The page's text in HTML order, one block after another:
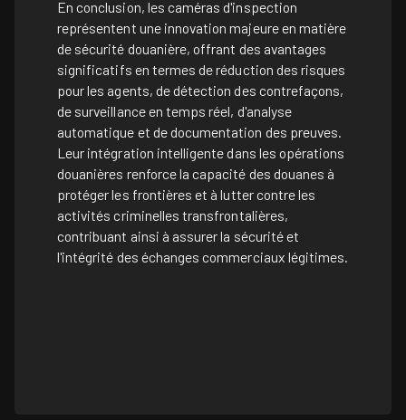
En conclusion, les caméras d'inspection
représentent une innovation majeure en matière
de sécurité douanière, offrant des avantages
significatifs en termes de réduction des risques
pour les agents, de détection des contrefaçons,
de surveillance en temps réel, d'analyse
automatique et de documentation des preuves.
Leur intégration intelligente dans les opérations
douanières renforce la capacité des douanes à
protéger les frontières et à lutter contre les
activités criminelles transfrontalières,
contribuant ainsi à assurer la sécurité et
l'intégrité des échanges commerciaux légitimes.